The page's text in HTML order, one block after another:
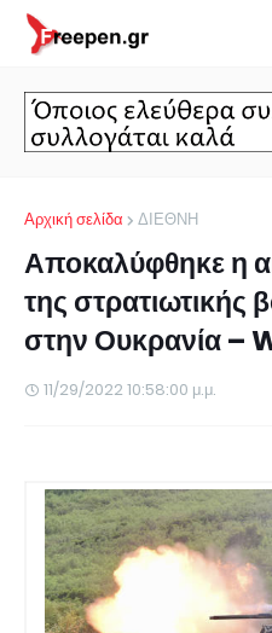
Αρχική σελίδα ΔΙΕΘΝΗ
Αποκαλύφθηκε η
της στρατιωτικής
στην Ουκρανία –
11/29/2022 10:58:00 μ.μ.